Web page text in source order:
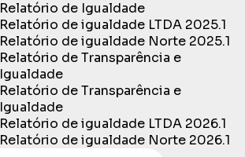
Relatório de Igualdade
Relatório de igualdade LTDA 2025.1
Relatório de igualdade Norte 2025.1
Relatório de Transparência e
Igualdade
Relatório de Transparência e
Igualdade
Relatório de igualdade LTDA 2026.1
Relatório de igualdade Norte 2026.1